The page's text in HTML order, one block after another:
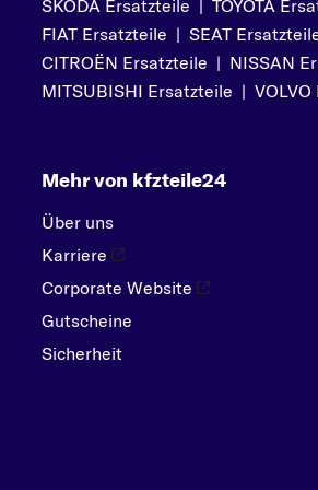
SKODA Ersatzteile | TOYOTA
FIAT Ersatzteile | SEAT
CITROËN Ersatzteile | NISSAN
MITSUBISHI Ersatzteile |
Mehr von kfzteile24
Über uns
Karriere
Corporate Website
Gutscheine
Sicherheit